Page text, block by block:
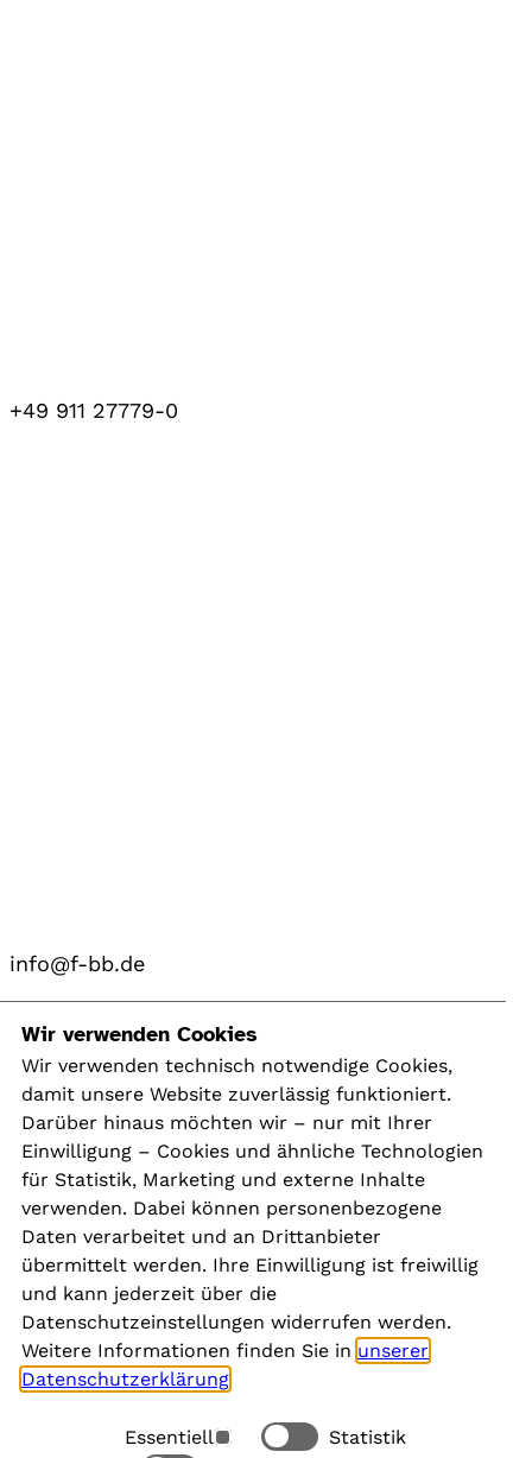
+49 911 27779-0
info@f-bb.de
Navigation
Kontakt
Presse
Aktuelles
Karriere
Newsletter
Social Media
Wir verwenden Cookies
Wir verwenden technisch notwendige Cookies,
damit unsere Website zuverlässig funktioniert.
Darüber hinaus möchten wir – nur mit Ihrer
Einwilligung – Cookies und ähnliche Technologien
für Statistik, Marketing und externe Inhalte
verwenden. Dabei können personenbezogene
Daten verarbeitet und an Drittanbieter
übermittelt werden. Ihre Einwilligung ist freiwillig
und kann jederzeit über die
Datenschutzeinstellungen widerrufen werden.
Weitere Informationen finden Sie in unserer
Datenschutzerklärung
Essentiell
Statistik